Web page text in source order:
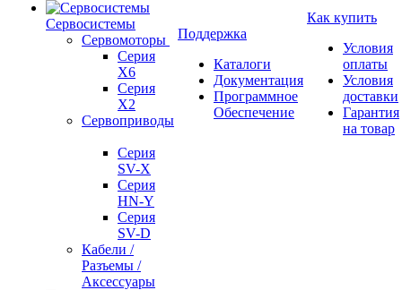
Сервосистемы
Сервомоторы
Серия
X6
Серия
X2
Сервоприводы
Серия
SV-X
Серия
HN-Y
Серия
SV-D
Кабели /
Разъемы /
Аксессуары
Поддержка
Каталоги
Документация
Программное
Обеспечение
Как купить
Условия
оплаты
Условия
доставки
Гарантия
на товар